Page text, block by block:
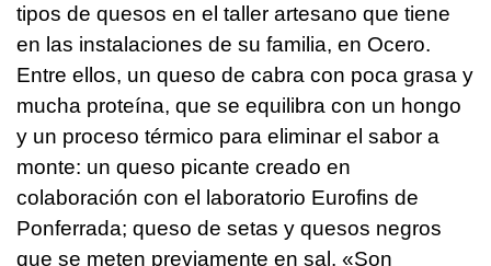
tipos de quesos en el taller artesano que tiene
en las instalaciones de su familia, en Ocero.
Entre ellos, un queso de cabra con poca grasa y
mucha proteína, que se equilibra con un hongo
y un proceso térmico para eliminar el sabor a
monte: un queso picante creado en
colaboración con el laboratorio Eurofins de
Ponferrada; queso de setas y quesos negros
que se meten previamente en sal. «Son